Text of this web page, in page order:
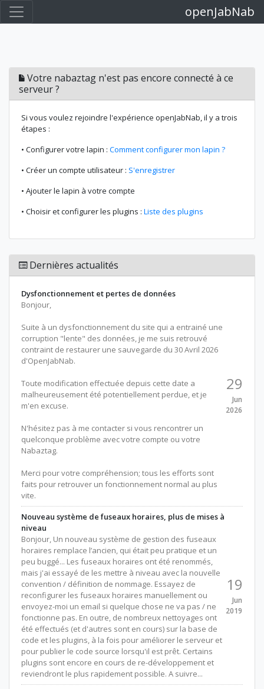
openJabNab
Votre nabaztag n'est pas encore connecté à ce
serveur ?
Si vous voulez rejoindre l'expérience openJabNab, il y a trois
étapes :
• Configurer votre lapin : Comment configurer mon lapin ?
• Créer un compte utilisateur : S'enregistrer
• Ajouter le lapin à votre compte
• Choisir et configurer les plugins : Liste des plugins
Dernières actualités
Dysfonctionnement et pertes de données
Bonjour,
Suite à un dysfonctionnement du site qui a entrainé une
corruption "lente" des données, je me suis retrouvé
contraint de restaurer une sauvegarde du 30 Avril 2026
d'OpenJabNab.
Toute modification effectuée depuis cette date a
malheureusement été potentiellement perdue, et je
m'en excuse.
N'hésitez pas à me contacter si vous rencontrer un
quelconque problème avec votre compte ou votre
Nabaztag.
Merci pour votre compréhension; tous les efforts sont
faits pour retrouver un fonctionnement normal au plus
vite.
29
Jun
2026
Nouveau système de fuseaux horaires, plus de mises à
niveau
Bonjour, Un nouveau système de gestion des fuseaux
horaires remplace l’ancien, qui était peu pratique et un
peu buggé... Les fuseaux horaires ont été renommés,
mais j'ai essayé de les mettre à niveau avec la nouvelle
convention / définition de nommage. Essayez de
reconfigurer les fuseaux horaires manuellement ou
envoyez-moi un email si quelque chose ne va pas / ne
fonctionne pas. En outre, de nombreux nettoyages ont
été effectués (et d'autres sont en cours) sur la base de
code et les plugins, à la fois pour améliorer le serveur et
pour publier le code source lorsqu'il est prêt. Certains
plugins sont encore en cours de re-développement et
reviendront le plus rapidement possible. A suivre...
19
Jun
2019